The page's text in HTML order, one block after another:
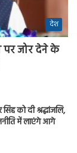
देश
पर जोर देने के
को दी श्रद्धांजलि,
में लाएंगे आगे